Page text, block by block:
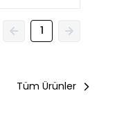
1
Tüm Ürünler